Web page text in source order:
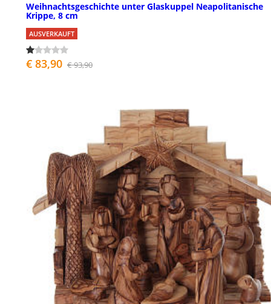
Weihnachtsgeschichte unter Glaskuppel Neapolitanische
Krippe, 8 cm
AUSVERKAUFT
€ 83,90 € 93,90